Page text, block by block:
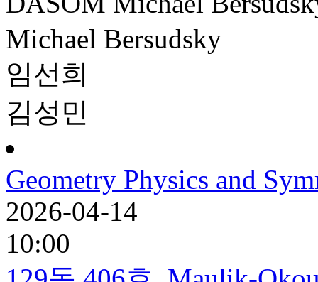
Michael Bersudsky
임선희
김성민
Geometry Physics and
2026-04-14
10:00